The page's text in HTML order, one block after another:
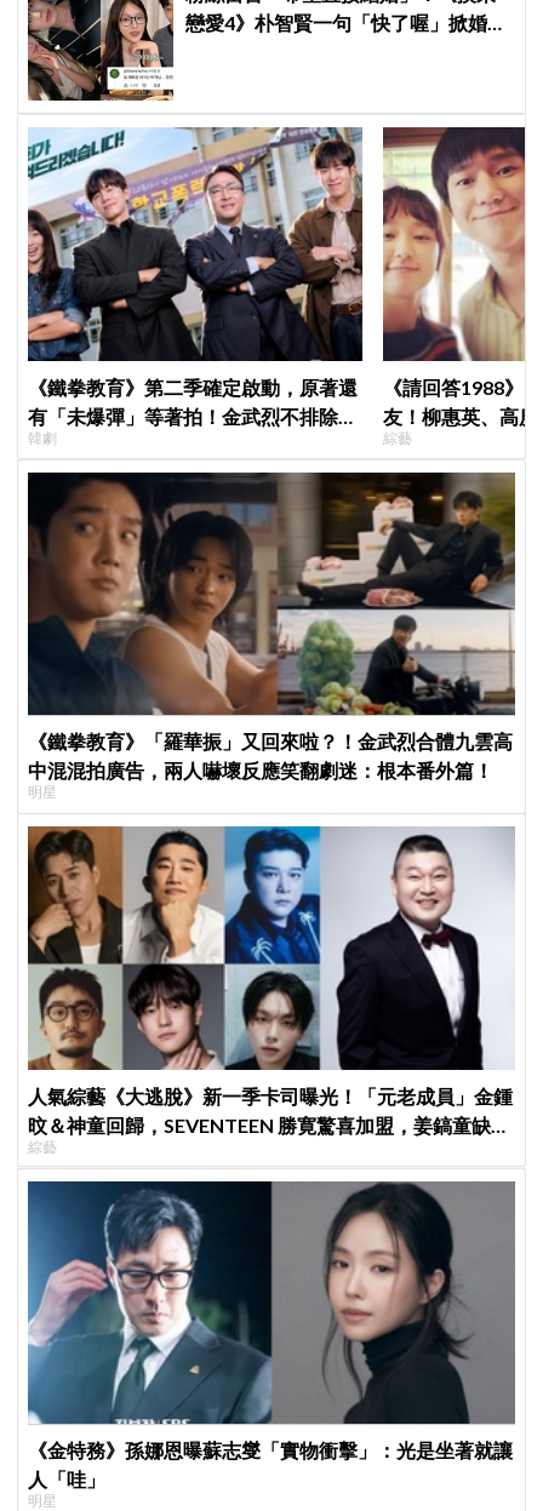
戀愛4》朴智賢一句「快了喔」掀婚訊
《鐵拳教育》第二季確定啟動，原著還
有「未爆彈」等著拍！金武烈不排除
「打更大」
韓劇
《請回答1988》
友！柳惠英、高
告公開，暖心互
綜藝
《鐵拳教育》「羅華振」又回來啦？！金武烈合體九雲高
中混混拍廣告，兩人嚇壞反應笑翻劇迷：根本番外篇！
明星
人氣綜藝《大逃脫》新一季卡司曝光！「元老成員」金鍾
旼＆神童回歸，SEVENTEEN 勝寛驚喜加盟，姜鎬童缺席
成最大焦點
綜藝
《金特務》孫娜恩曝蘇志燮「實物衝擊」：光是坐著就讓
人「哇」
明星